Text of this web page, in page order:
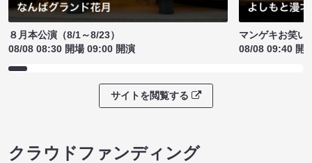
８月本公演（8/1～8/23）
08/08 08:30 開場 09:00 開演
マンゲキお笑い
08/08 09:40 開
サイトを閲覧する
クラウドファンディング